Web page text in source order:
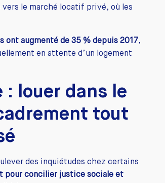
vers le marché locatif privé, où les
ont augmenté de 35 % depuis 2017,
en attente d’un logement
: louer dans le
tout
des inquiétudes chez certains
pour concilier justice sociale et